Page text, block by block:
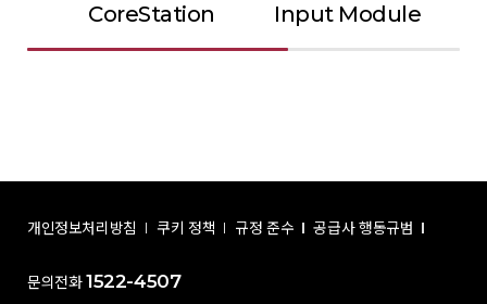
CoreStation Input Module
개인정보처리방침 쿠키 정책 규정 준수 공급사 행동규범
문의전화 1522-4507